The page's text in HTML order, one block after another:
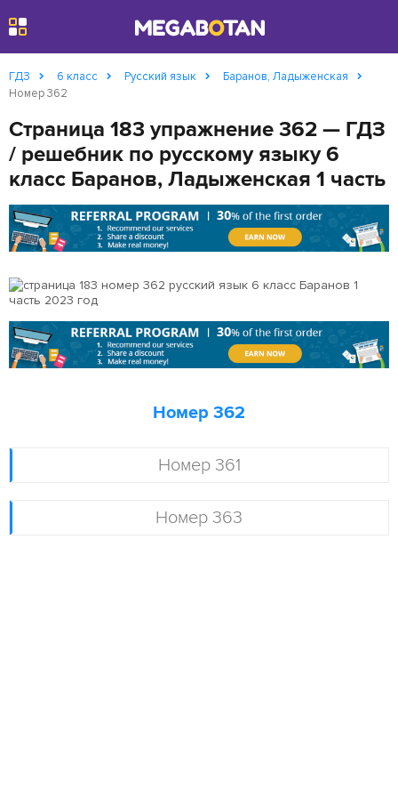
ГДЗ 6 класс Русский язык
Баранов, Ладыженская
Номер 362
Страница 183 упражнение 362 — ГДЗ
/ решебник по русскому языку 6
класс Баранов, Ладыженская 1 часть
Номер 361
Номер 363
Номер 362